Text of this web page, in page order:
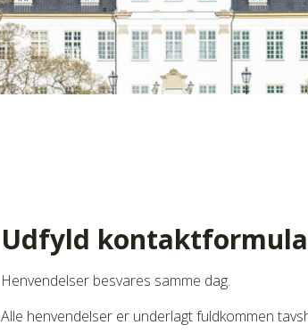
Udfyld
Henvendelser besvares samme dag.
Alle henvendelser er underlagt fuldkommen